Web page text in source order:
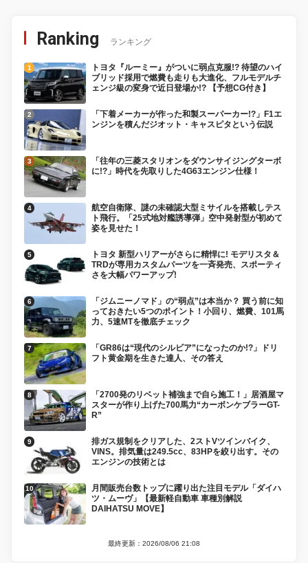
Ranking ランキング
トヨタ『ルーミー』がついに弱点克服!? 待望のハイ
ブリッド採用で燃費も走りも大進化、フルモデルチ
ェンジ級の変身で近日登場か!? 【予想CG付き】
「下着メーカーが作った和製スーパーカー!?」F1エ
ンジンを積んだジオット・キャスピタという伝説
「往年の三菱スタリオンをダウンサイジングターボ
に!?」時代を先取りした4G63エンジン仕様！
航空自衛隊、謎の未確認大型ミサイルを搭載しテス
ト飛行。「25式地対艦誘導弾」空中発射型が初めて
姿を見せた！
トヨタ 新型ハリアーがさらに精悍に! モデリスタ＆
TRDが専用カスタムパーツを一斉発売、スポーティ
さを大幅パワーアップ!
「ジムニーノマド」の“弱点”は本当か？ 買う前に知
っておきたい5つのポイント！小回り、燃費、101馬
力、5速MTを徹底チェック
「GR86は“現代のシルビア”になったのか!?」ドリ
フト黄金期を生きた達人、その答え
「2700発のリベット補強まで自ら施工！」居酒屋マ
スターが作り上げた700馬力“カーボンケブラーGT-
R”
排ガス規制をクリアした、2ストVツインバイク、
VINS。排気量は249.5cc、83HPを絞り出す。その
エンジンの技術とは
月間販売台数トップに躍り出た注目モデル「ダイハ
ツ・ムーヴ」【最新軽自動車 車種別解説
DAIHATSU MOVE】
最終更新：2026/08/06 21:08